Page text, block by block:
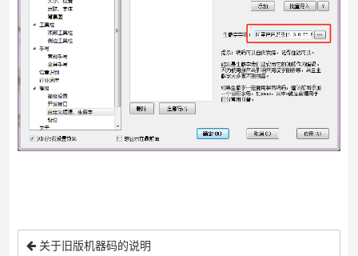
关于旧版机器码的说明